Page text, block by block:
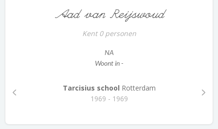
Aad van Reijswoud
Kent 0 personen
NA
Woont in -
Tarcisius school Rotterdam
1969 - 1969